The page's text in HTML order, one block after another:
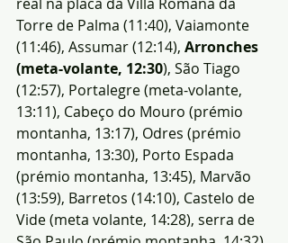
Torre de Palma (11:40), Vaiamonte
(11:46), Assumar (12:14), Arronches
(meta-volante, 12:30), São Tiago
(12:57), Portalegre (meta-volante,
13:11), Cabeço do Mouro (prémio
montanha, 13:17), Odres (prémio
montanha, 13:30), Porto Espada
(prémio montanha, 13:45), Marvão
(13:59), Barretos (14:10), Castelo de
Vide (meta volante, 14:28), serra de
São Paulo (prémio montanha, 14:32),